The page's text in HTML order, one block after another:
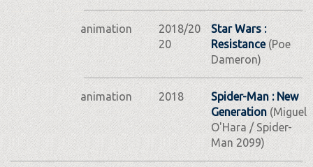
animation
2018/20
20
Star Wars :
Resistance(Poe
Dameron)
animation 2018
Spider-Man : New
Generation(Miguel
O'Hara / Spider-
Man 2099)